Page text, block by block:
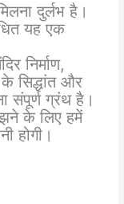
दुर्लभ है।
यह एक
निर्माण,
के सिद्धांत और
संपूर्ण ग्रंथ है।
के लिए हमें
होगी।